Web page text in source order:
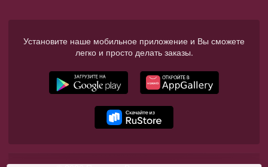
Установите наше мобильное приложение и Вы сможете
легко и просто делать заказы.